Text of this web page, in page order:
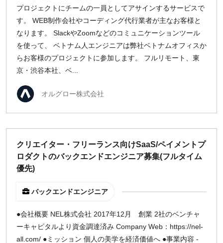
プロジェクトにチームの一員としてアサインするサービスで
す。 WEB制作会社やコーディング代行業者が主なお客様と
なります。 SlackやZoomなどのコミュニケーションツール
を使って、 ベトナム人エンジニアは弊社ベトナムオフィスか
らお客様のプロジェクトに参加します。 フルリモート、東
京・渋谷本社、ベ...
オルグロー株式会社
クリエイター・フリーランス向けSaaS/ペイメントプ
ロダクトのバックエンドエンジニア募集(フルタイム
優先)
バックエンドエンジニア
●会社概要 NEL株式会社 2017年12月 創業 2社のベンチャ
ーキャピタルより資金調達済み Company Web：https://nel-
all.com/ ●ミッション 個人の美学を経済価値へ ●事業内容 -